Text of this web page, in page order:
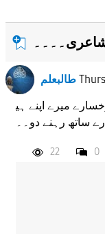
طالبعلم
میرے اپنے ہی
22 0